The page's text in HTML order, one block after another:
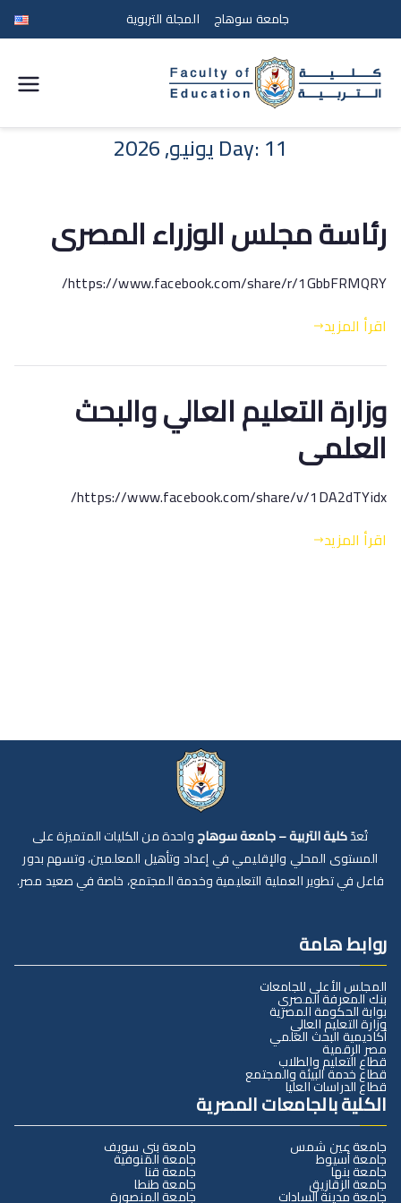
جامعة سوهاج المجلة التربوية
التربية
سوهاج
Day: 11 يونيو, 2026
رئاسة مجلس الوزراء المصرى
https://www.facebook.com/share/r/1GbbFRMQRY/
اقرأ المزيد
وزارة التعليم العالي والبحث
العلمى
https://www.facebook.com/share/v/1DA2dTYidx/
اقرأ المزيد
تُعدّكلية التربية – جامعة سوهاجواحدة من الكليات المتميزة على
المستوى المحلي والإقليمي في إعداد وتأهيل المعلمين، وتسهم بدور
فاعل في تطوير العملية التعليمية وخدمة المجتمع، خاصة في صعيد مصر.
روابط هامة
المجلس الأعلى للجامعات
بنك المعرفة المصري
بوابة الحكومة المصرية
وزارة التعليم العالي
أكاديمية البحث العلمي
مصر الرقمية
قطاع التعليم والطلاب
قطاع خدمة البيئة والمجتمع
قطاع الدراسات العليا
الكلية بالجامعات المصرية
جامعة عين شمس
جامعة أسيوط
جامعة بنها
جامعة الزقازيق
جامعة مدينة السادات
جامعة بني سويف
جامعة المنوفية
جامعة قنا
جامعة طنطا
جامعة المنصورة